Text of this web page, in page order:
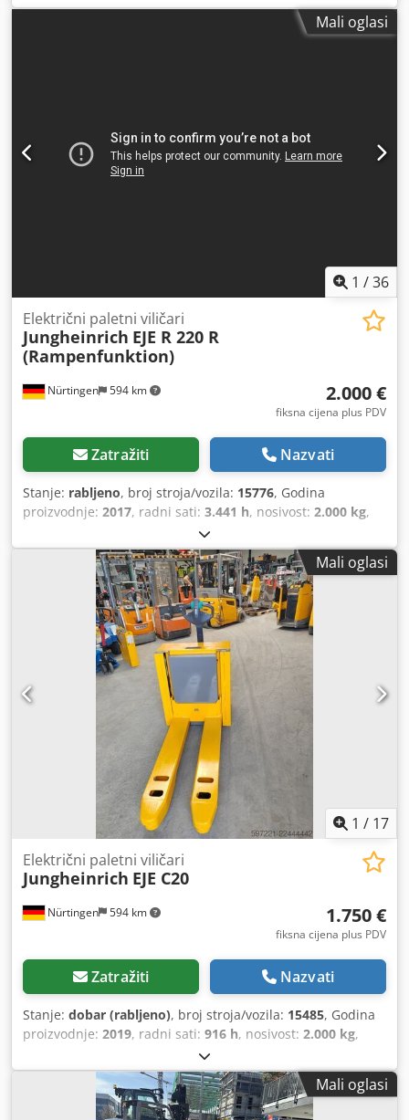
goriva:električni, vrsta jarbola:drugo, građevinska visina:
, 4949986 Cjdpfx Aqjw R
Mali oglasi
1 /36
Nürtingen 594 km
Električni paletni viličari
Jungheinrich EJE R 220 R
(Rampenfunktion)
2.000 €
fiksna cijena plus PDV
Zatražiti Nazvati
Stanje: rabljeno, broj stroja/vozila: 15776, Godina
proizvodnje: 2017, radni sati: 3.441 h, nosivost: 2.000 kg,
, vrsta goriva:
jarbola:drugo, građevinska visina:1.340 mm, napon
24 V, duljina vilica:1.200 mm, ukupna masa:658
, 4858488 Serijski broj: 91620639 Csdpfx Aew R Ay
Heqveha Podaci o bateriji: 24 volta.
Mali oglasi
1 / 17
Nürtingen 594 km
Električni paletni viličari
Jungheinrich EJE C20
1.750 €
fiksna cijena plus PDV
Zatražiti Nazvati
Stanje: dobar (rabljeno), broj stroja/vozila: 15485, Godina
proizvodnje: 2019, radni sati: 916 h, nosivost: 2.000 kg,
, težište tereta:
goriva:električni, vrsta jarbola:drugo, građevinska visina:
, duljina vilica:1.150 mm, ukupna masa:513 kg,
5232130 Chedpfxszp Tp Is Aqvea Serijski broj: 98234819
Mali oglasi